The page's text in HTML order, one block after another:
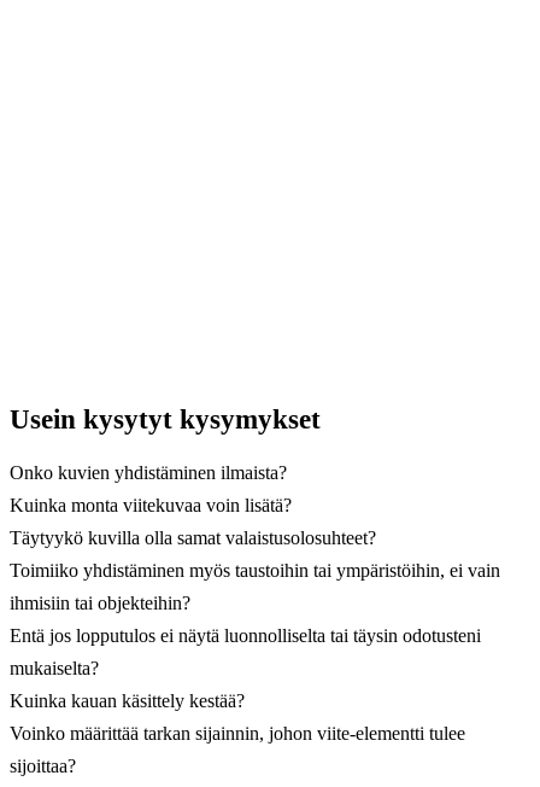
Usein kysytyt kysymykset
Onko kuvien yhdistäminen ilmaista?
Kuinka monta viitekuvaa voin lisätä?
Täytyykö kuvilla olla samat valaistusolosuhteet?
Toimiiko yhdistäminen myös taustoihin tai ympäristöihin, ei vain
ihmisiin tai objekteihin?
Entä jos lopputulos ei näytä luonnolliselta tai täysin odotusteni
mukaiselta?
Kuinka kauan käsittely kestää?
Voinko määrittää tarkan sijainnin, johon viite-elementti tulee
sijoittaa?